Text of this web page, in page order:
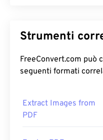
Strumenti
FreeConvert.com può
seguenti formati
Extract Images from
PDF